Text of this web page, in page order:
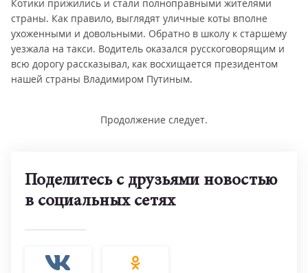
Котики прижились и стали полноправными жителями
страны. Как правило, выглядят уличные коты вполне
ухоженными и довольными. Обратно в школу к старшему
уезжала на такси. Водитель оказался русскоговорящим и
всю дорогу рассказывал, как восхищается президентом
нашей страны Владимиром Путиным.
Продолжение следует.
Поделитесь с друзьями новостью
в социальных сетях